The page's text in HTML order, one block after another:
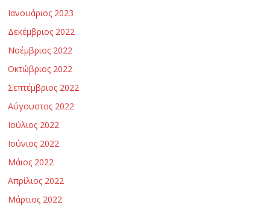
γ
ί
α
ς
Ιανουάριος 2023
Δεκέμβριος 2022
Νοέμβριος 2022
Οκτώβριος 2022
Σεπτέμβριος 2022
Αύγουστος 2022
Ιούλιος 2022
Ιούνιος 2022
Μάιος 2022
Απρίλιος 2022
Μάρτιος 2022